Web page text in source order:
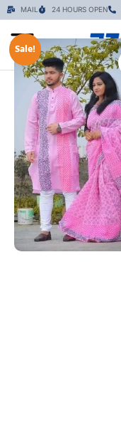
MAIL 24 HOURS OPEN
Sale!